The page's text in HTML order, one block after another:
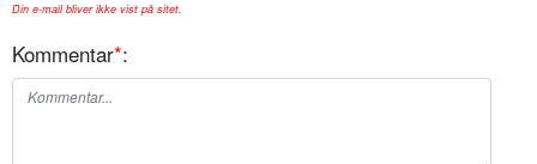
Din e-mail bliver ikke vist på sitet.
Kommentar*: